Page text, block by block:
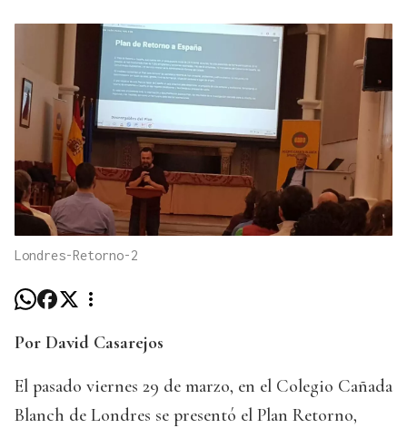
Londres-Retorno-2
Por David Casarejos
El pasado viernes 29 de marzo, en el Colegio Cañada
Blanch de Londres se presentó el Plan Retorno,